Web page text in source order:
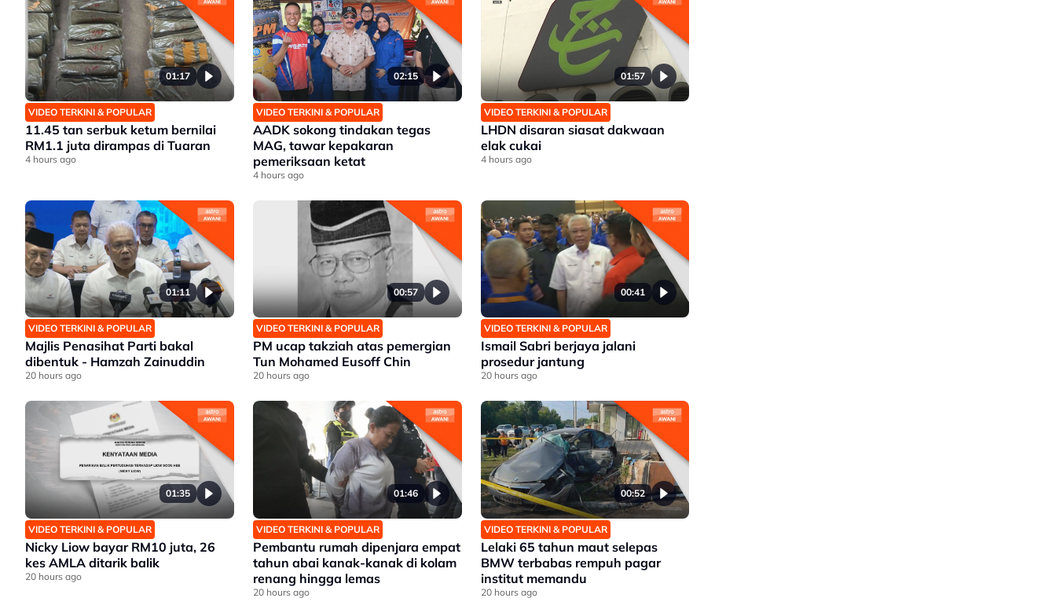
01:17
VIDEO TERKINI & POPULAR
11.45 tan serbuk ketum bernilai
RM1.1 juta dirampas di Tuaran
4 hours ago
02:15
VIDEO TERKINI & POPULAR
AADK sokong tindakan tegas
MAG, tawar kepakaran
pemeriksaan ketat
4 hours ago
01:57
VIDEO TERKINI & POPULAR
LHDN disaran siasat dakwaan
elak cukai
4 hours ago
01:11
VIDEO TERKINI & POPULAR
Majlis Penasihat Parti bakal
dibentuk - Hamzah Zainuddin
20 hours ago
00:57
VIDEO TERKINI & POPULAR
PM ucap takziah atas pemergian
Tun Mohamed Eusoff Chin
20 hours ago
00:41
VIDEO TERKINI & POPULAR
Ismail Sabri berjaya jalani
prosedur jantung
20 hours ago
01:35
VIDEO TERKINI & POPULAR
Nicky Liow bayar RM10 juta, 26
kes AMLA ditarik balik
20 hours ago
01:46
VIDEO TERKINI & POPULAR
Pembantu rumah dipenjara empat
tahun abai kanak-kanak di kolam
renang hingga lemas
20 hours ago
00:52
VIDEO TERKINI & POPULAR
Lelaki 65 tahun maut selepas
BMW terbabas rempuh pagar
institut memandu
20 hours ago